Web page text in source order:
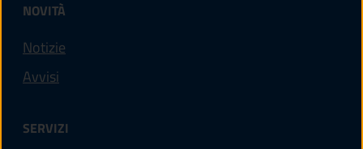
NOVITÀ
Notizie
Avvisi
SERVIZI